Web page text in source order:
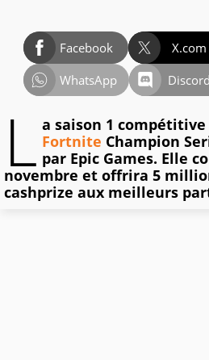
Facebook X.com
WhatsApp
Discord
L a saison 1
Fortnite Champion
par Epic Games. Elle
novembre et offrira 5
cashprize aux meilleurs